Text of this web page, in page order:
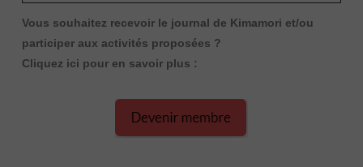
Vous souhaitez recevoir le journal de Kimamori et/ou
participer aux activités proposées ?
Cliquez ici pour en savoir plus :